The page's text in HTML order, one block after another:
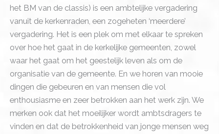
het BM van de classis) is een ambtelijke vergadering
vanuit de kerkenraden, een zogeheten ‘meerdere’
vergadering. Het is een plek om met elkaar te spreken
over hoe het gaat in de kerkelijke gemeenten, zowel
waar het gaat om het geestelijk leven als om de
organisatie van de gemeente. En we horen van mooie
dingen die gebeuren en van mensen die vol
enthousiasme en zeer betrokken aan het werk zijn. We
merken ook dat het moeilijker wordt ambtsdragers te
vinden en dat de betrokkenheid van jonge mensen weg